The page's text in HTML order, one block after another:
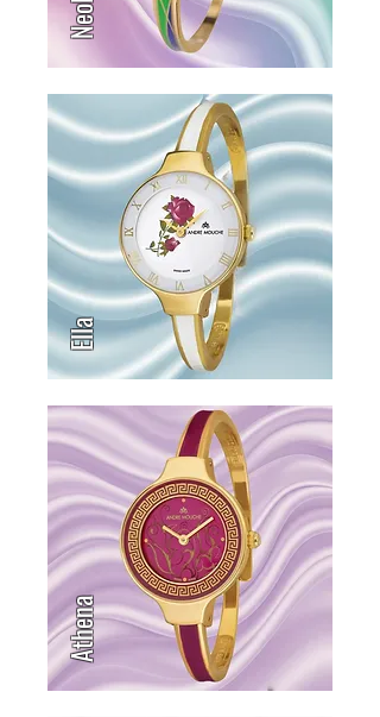
Ella
Athena